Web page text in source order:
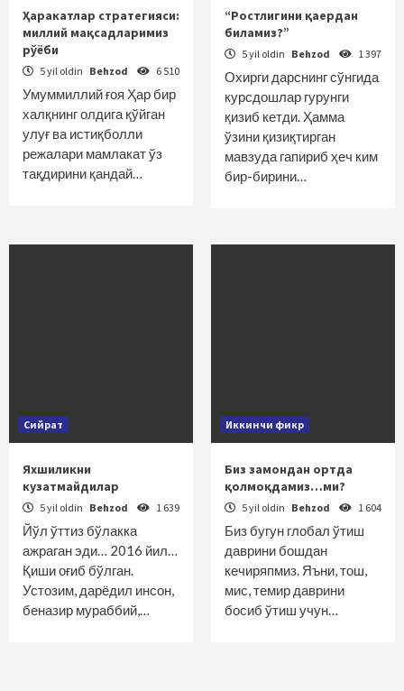
Ҳаракатлар стратегияси:
миллий мақсадларимиз
рўёби
5 yil oldin Behzod 6 510
Умуммиллий ғоя Ҳар бир
халқнинг олдига қўйган
улуғ ва истиқболли
режалари мамлакат ўз
тақдирини қандай…
“Ростлигини қаердан
биламиз?”
5 yil oldin Behzod 1 397
Охирги дарснинг сўнгида
курсдош­лар гурунги
қизиб кетди. Ҳамма
ўзини қизиқтирган
мавзуда гапириб ҳеч ким
бир-бирини…
Сийрат
Яхшиликни
кузатмайдилар
5 yil oldin Behzod 1 639
Йўл ўттиз бўлакка
ажраган эди… 2016 йил…
Қиши оғиб бўлган.
Устозим, дарёдил инсон,
беназир мураббий,…
Иккинчи фикр
Биз замондан ортда
қолмоқдамиз…ми?
5 yil oldin Behzod 1 604
Биз бугун глобал ўтиш
даврини бошдан
кечиряпмиз. Яъни, тош,
мис, темир даврини
босиб ўтиш учун…